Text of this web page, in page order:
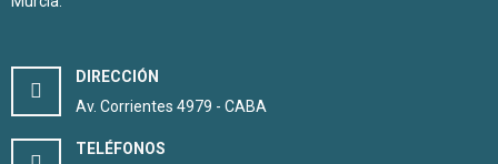
DIRECCIÓN
Av. Corrientes 4979 - CABA
TELÉFONOS